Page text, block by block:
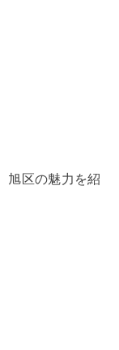
旭区の魅力を紹